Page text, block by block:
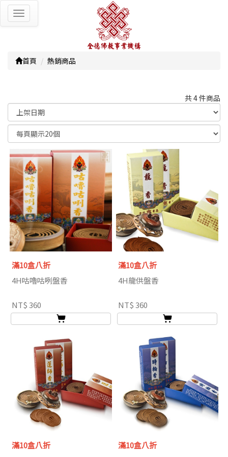
Toggle
navigation
首頁 熱銷商品
共 4 件商品
顯示篩選條件
滿10盒八折
4H咕嚕咕咧盤香
NT$ 360
滿10盒八折
4H龍供盤香
NT$ 360
滿10盒八折
滿10盒八折